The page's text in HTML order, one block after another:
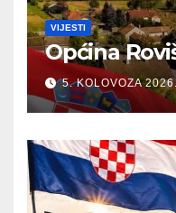
VIJESTI
Općina
5. KOLOVOZA